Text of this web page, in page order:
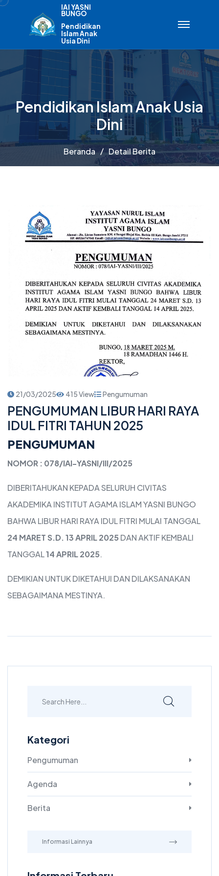
IAI YASNI
BUNGO
Pendidikan
Islam Anak
Usia Dini
Pendidikan Islam Anak Usia
Dini
Beranda Detail Berita
21/03/2025 415 View Pengumuman
PENGUMUMAN LIBUR HARI RAYA
IDUL FITRI TAHUN 2025
PENGUMUMAN
NOMOR : 078/IAI-YASNI/III/2025
DIBERITAHUKAN KEPADA SELURUH CIVITAS
AKADEMIKA INSTITUT AGAMA ISLAM YASNI BUNGO
BAHWA LIBUR HARI RAYA IDUL FITRI MULAI TANGGAL
24 MARET S.D. 13 APRIL 2025 DAN AKTIF KEMBALI
TANGGAL14 APRIL 2025.
DEMIKIAN UNTUK DIKETAHUI DAN DILAKSANAKAN
SEBAGAIMANA MESTINYA.
Kategori
Pengumuman
Agenda
Berita
Informasi Lainnya